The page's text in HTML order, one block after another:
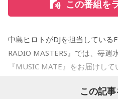
で話しながら成長をサポートす
てください！とのこと。
【DJ中島ヒロト】
この番組を
中島ヒロトがDJを担当してい
RADIO MASTERS』では、毎週
『MUSIC MATE』をお届けして
ノ、カルチャーの交差が一層活
この記